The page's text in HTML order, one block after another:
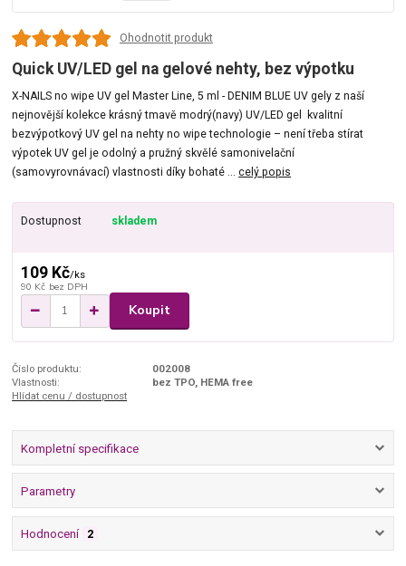
Ohodnotit produkt
Quick UV/LED gel na gelové nehty, bez výpotku
X-NAILS no wipe UV gel Master Line, 5 ml - DENIM BLUE UV gely z naší
nejnovější kolekce krásný tmavě modrý(navy) UV/LED gel kvalitní
bezvýpotkový UV gel na nehty no wipe technologie – není třeba stírat
výpotek UV gel je odolný a pružný skvělé samonivelační
(samovyrovnávací) vlastnosti díky bohaté ...celý popis
Dostupnost skladem
109 Kč/ks
90 Kč bez DPH
Koupit
Číslo produktu:
002008
Vlastnosti:
bez TPO, HEMA free
Hlídat cenu / dostupnost
Kompletní specifikace
Parametry
Hodnocení 2